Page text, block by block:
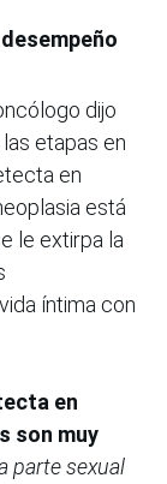
dijo
etapas en
en
está
le extirpa la
íntima con
en
son muy
parte sexual